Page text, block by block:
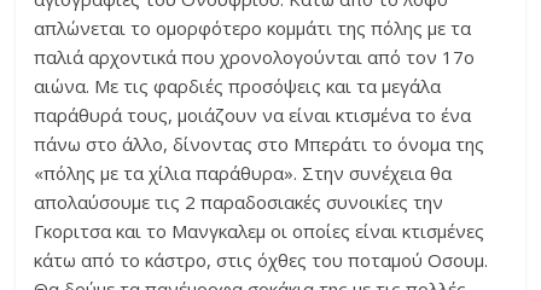
απλώνεται το ομορφότερο κομμάτι της πόλης με τα
παλιά αρχοντικά που χρονολογούνται από τον 17ο
αιώνα. Με τις φαρδιές προσόψεις και τα μεγάλα
παράθυρά τους, μοιάζουν να είναι κτισμένα το ένα
πάνω στο άλλο, δίνοντας στο Μπεράτι το όνομα της
«πόλης με τα χίλια παράθυρα». Στην συνέχεια θα
απολαύσουμε τις 2 παραδοσιακές συνοικίες την
Γκοριτσα και το Μανγκαλεμ οι οποίες είναι κτισμένες
κάτω από το κάστρο, στις όχθες του ποταμού Οσουμ.